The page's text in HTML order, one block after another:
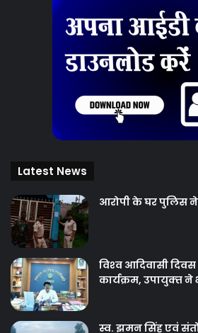
Latest News
आरोपी के घर पुलिस ने
विश्‍व आदिवासी
कार्यक्रम, उपायुक्‍त
स्व. झमन सिंह एवं